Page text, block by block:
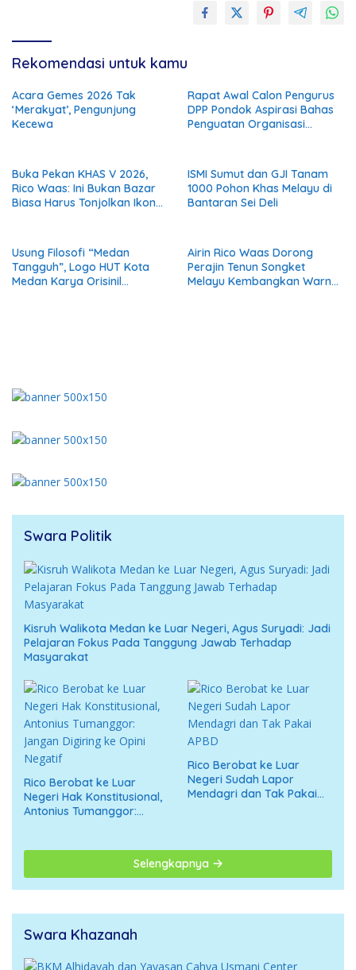
Rekomendasi untuk kamu
Acara Gemes 2026 Tak
‘Merakyat’, Pengunjung
Kecewa
Rapat Awal Calon Pengurus
DPP Pondok Aspirasi Bahas
Penguatan Organisasi
Buka Pekan KHAS V 2026,
Rico Waas: Ini Bukan Bazar
Biasa Harus Tonjolkan Ikon
ISMI Sumut dan GJI Tanam
1000 Pohon Khas Melayu di
Bantaran Sei Deli
Usung Filosofi “Medan
Tangguh”, Logo HUT Kota
Medan Karya Orisinil
Airin Rico Waas Dorong
Perajin Tenun Songket
Melayu Kembangkan Warna
Swara Politik
Kisruh Walikota Medan ke Luar Negeri, Agus Suryadi: Jadi
Pelajaran Fokus Pada Tanggung Jawab Terhadap
Masyarakat
Rico Berobat ke Luar
Negeri Hak Konstitusional,
Antonius Tumanggor:
Rico Berobat ke Luar
Negeri Sudah Lapor
Mendagri dan Tak Pakai
Selengkapnya
Swara Khazanah